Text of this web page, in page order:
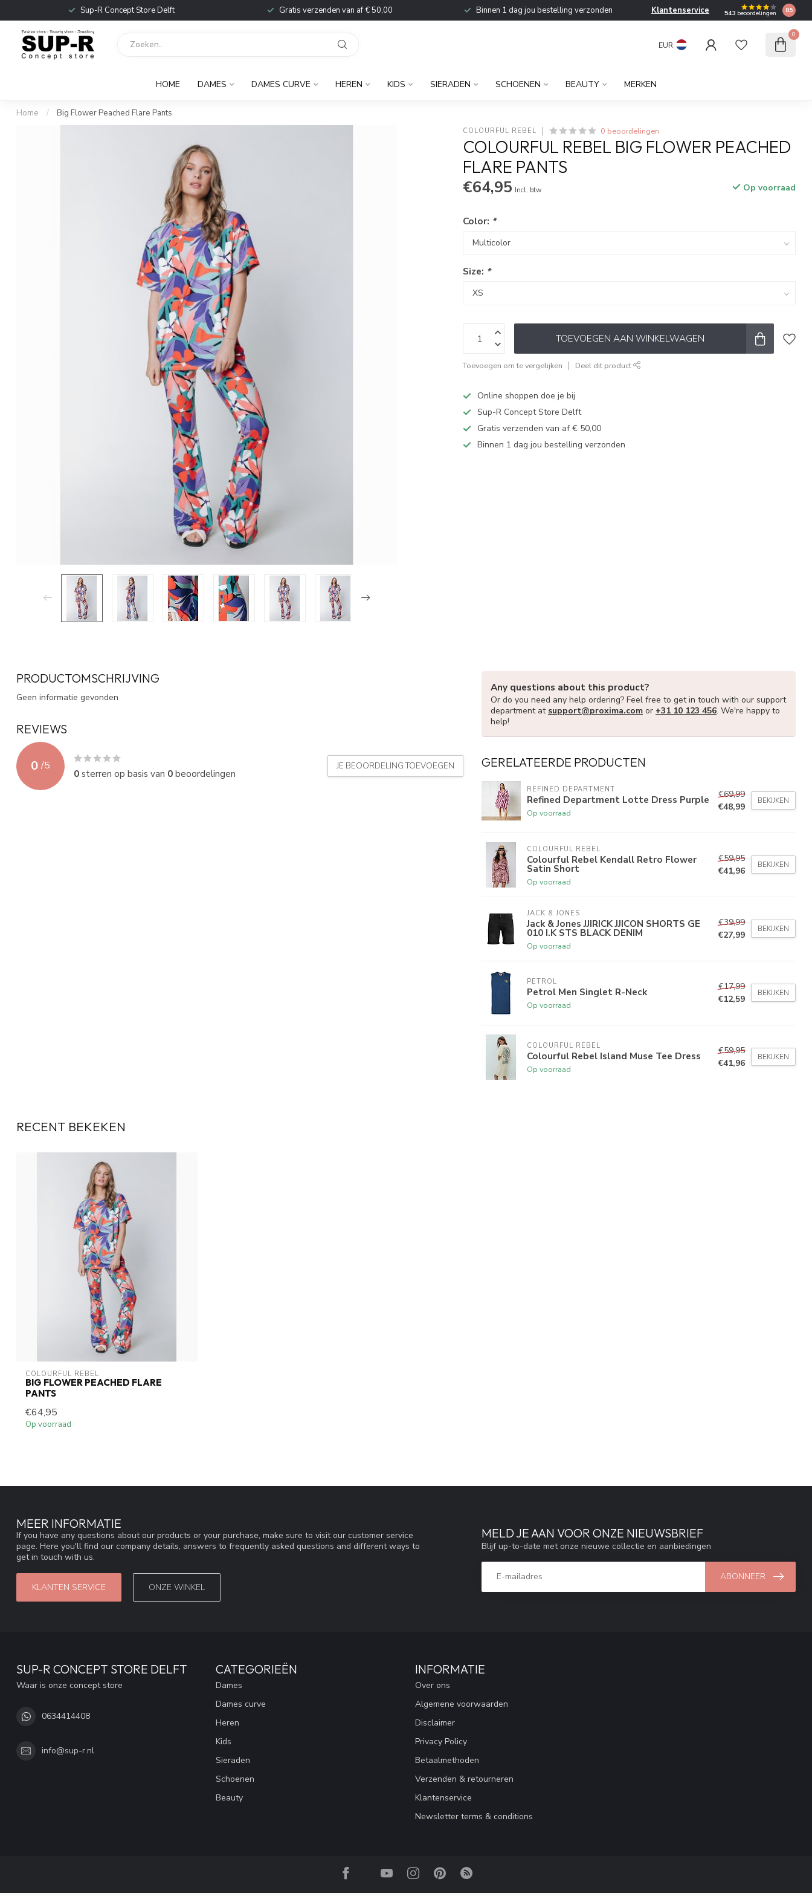
Sup-R Concept Store Delft Gratis verzenden van af € 50,00 Binnen 1 dag jou bestelling verzonden Klantenservice 543 beoordelingen 8.5
EUR
0
HOME DAMES DAMES CURVE HEREN KIDS SIERADEN SCHOENEN BEAUTY MERKEN
Home / Big Flower Peached Flare Pants
COLOURFUL REBEL 0 beoordelingen
COLOURFUL REBEL BIG FLOWER PEACHED
FLARE PANTS
€64,95 Incl. btw Op voorraad
Color: *
Size: *
TOEVOEGEN AAN WINKELWAGEN
Toevoegen om te vergelijken Deel dit product
Online shoppen doe je bij
Sup-R Concept Store Delft
Gratis verzenden van af € 50,00
Binnen 1 dag jou bestelling verzonden
PRODUCTOMSCHRIJVING
Geen informatie gevonden
REVIEWS
0 /5
0sterren op basis van 0beoordelingen
JE BEOORDELING TOEVOEGEN
Any questions about this product?
Or do you need any help ordering? Feel free to get in touch with our support
department at support@proxima.com or +31 10 123 456. We're happy to
help!
GERELATEERDE PRODUCTEN
REFINED DEPARTMENT
Refined Department Lotte Dress Purple
Op voorraad
€69,99
€48,99
BEKIJKEN
COLOURFUL REBEL
Colourful Rebel Kendall Retro Flower
Satin Short
Op voorraad
€59,95
€41,96
BEKIJKEN
JACK & JONES
Jack & Jones JJIRICK JJICON SHORTS GE
010 I.K STS BLACK DENIM
Op voorraad
€39,99
€27,99
BEKIJKEN
PETROL
Petrol Men Singlet R-Neck
Op voorraad
€17,99
€12,59
BEKIJKEN
COLOURFUL REBEL
Colourful Rebel Island Muse Tee Dress
Op voorraad
€59,95
€41,96
BEKIJKEN
RECENT BEKEKEN
COLOURFUL REBEL
BIG FLOWER PEACHED FLARE
PANTS
€64,95
Op voorraad
MEER INFORMATIE
If you have any questions about our products or your purchase, make sure to visit our customer service
page. Here you'll find our company details, answers to frequently asked questions and different ways to
get in touch with us.
KLANTEN SERVICE ONZE WINKEL
MELD JE AAN VOOR ONZE NIEUWSBRIEF
Blijf up-to-date met onze nieuwe collectie en aanbiedingen
ABONNEER
SUP-R CONCEPT STORE DELFT
Waar is onze concept store
0634414408
info@sup-r.nl
CATEGORIEËN
Dames
Dames curve
Heren
Kids
Sieraden
Schoenen
Beauty
INFORMATIE
Over ons
Algemene voorwaarden
Disclaimer
Privacy Policy
Betaalmethoden
Verzenden & retourneren
Klantenservice
Newsletter terms & conditions